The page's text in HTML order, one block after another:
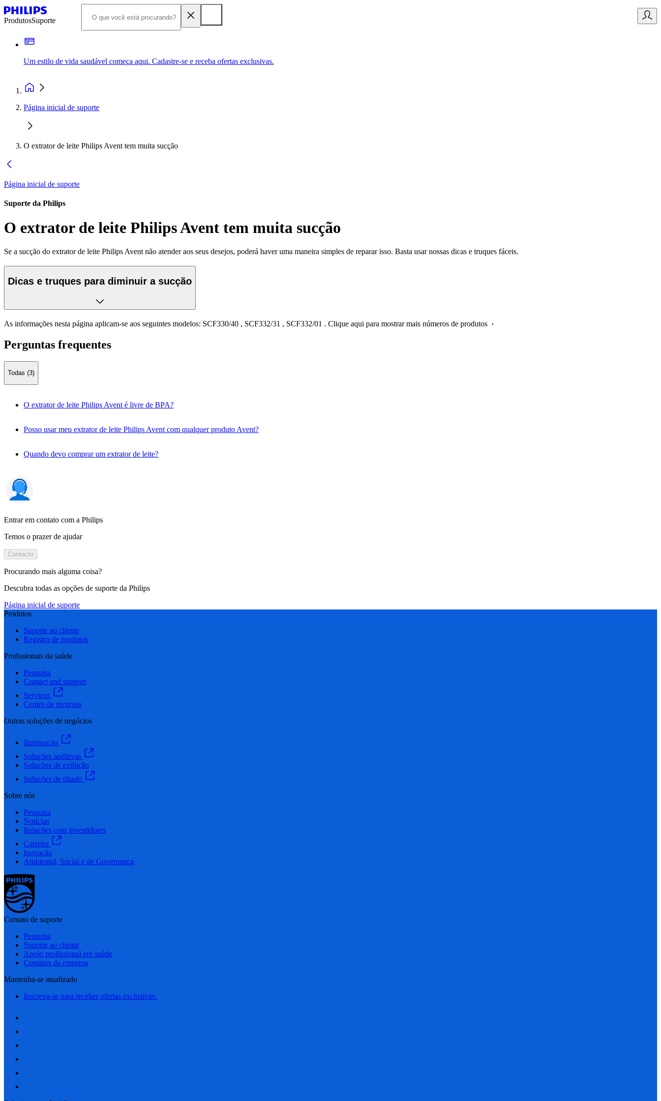
ProdutosSuporte
Um estilo de vida saudável começa aqui. Cadastre-se e receba ofertas exclusivas.
Página inicial de suporte
O extrator de leite Philips Avent tem muita sucção
Página inicial de suporte
Suporte da Philips
O extrator de leite Philips Avent tem muita sucção
Se a sucção do extrator de leite Philips Avent não atender aos seus desejos, poderá haver uma maneira simples de reparar isso. Basta usar nossas dicas e truques fáceis.
Dicas e truques para diminuir a sucção
As informações nesta página aplicam-se aos seguintes modelos: SCF330/40 , SCF332/31 , SCF332/01 . Clique aqui para mostrar mais números de produtos ›
Perguntas frequentes
Todas (3)
O extrator de leite Philips Avent é livre de BPA?
Posso usar meu extrator de leite Philips Avent com qualquer produto Avent?
Quando devo comprar um extrator de leite?
Entrar em contato com a Philips
Temos o prazer de ajudar
Contacto
Procurando mais alguma coisa?
Descubra todas as opções de suporte da Philips
Página inicial de suporte
Produtos
Suporte ao cliente
Registro de produtos
Profissionais da saúde
Pesquisa
Contact and support
Serviços
Centro de recursos
Outras soluções de negócios
Iluminação
Soluções auditivas
Soluções de exibição
Soluções de ditado
Sobre nós
Pesquisa
Notícias
Relações com investidores
Carreira
Inovação
Ambiental, Social e de Governança
Contato de suporte
Pesquisa
Suporte ao cliente
Apoio profissional em saúde
Contatos da empresa
Mantenha-se atualizado
Inscreva-se para receber ofertas exclusivas.